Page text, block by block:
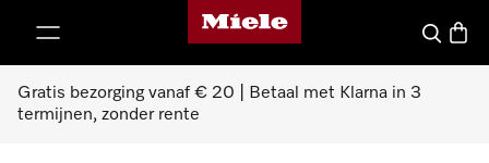
Homepage van Miele
Wat zoek
Gratis bezorging vanaf € 20 | Betaal met Klarna in 3
termijnen, zonder rente